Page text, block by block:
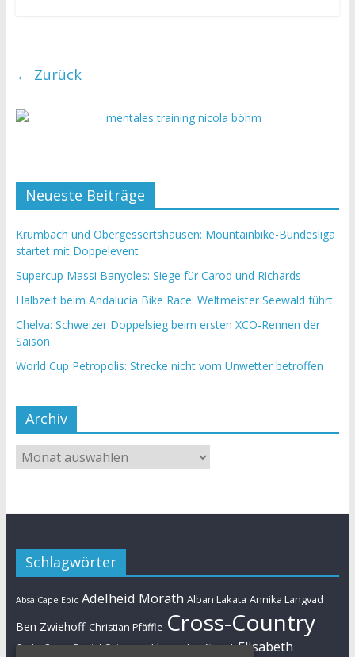
← Zurück
Neueste Beiträge
Krumbach und Obergessertshausen: Mountainbike-Bundesliga
startet mit Doppelevent
Supercup Massi Banyoles: Siege für Carod und Richards
Halbzeit beim Andalucia Bike Race: Weltmeister Seewald führt
Chelva: Schweizer Doppelsieg beim ersten XCO-Rennen der
Saison
World Cup Petropolis: Strecke nicht vom Unwetter betroffen
Archiv
Schlagwörter
Absa Cape Epic Adelheid Morath Alban Lakata Annika Langvad
Ben Zwiehoff Christian Pfäffle Cross-Country
Cyclo-Cross Daniel Geismayr Eliminator Sprint Elisabeth